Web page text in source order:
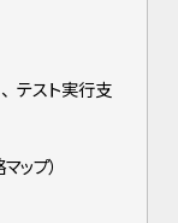
、 テスト実行支
ップ）